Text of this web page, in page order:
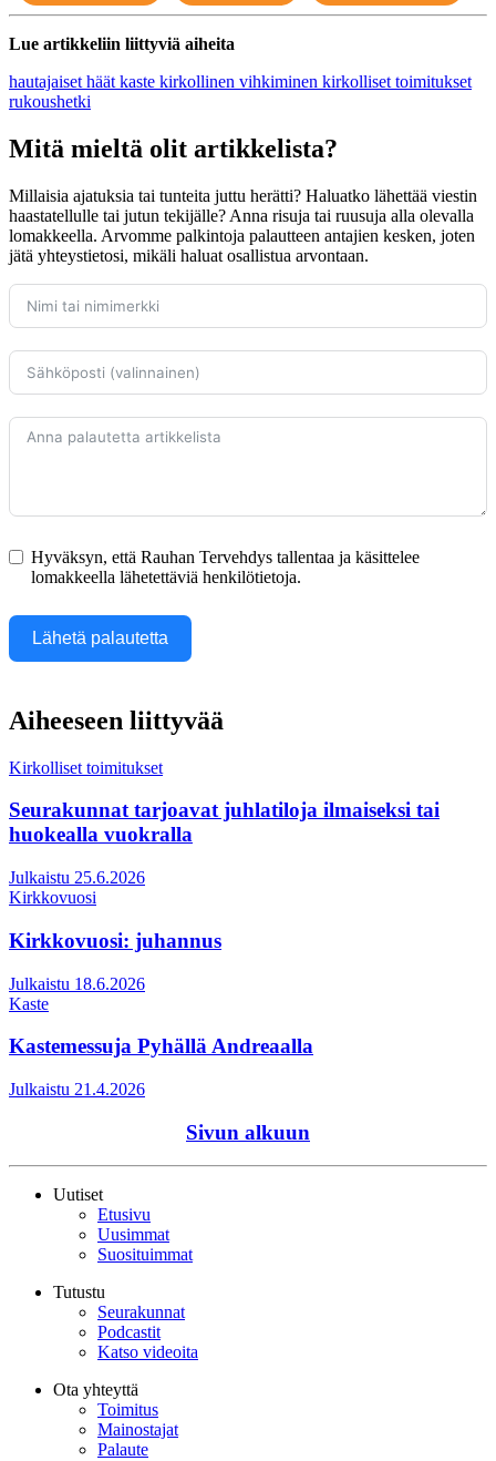
Lue artikkeliin liittyviä aiheita
hautajaiset häät kaste kirkollinen vihkiminen kirkolliset toimitukset
rukoushetki
Mitä mieltä olit artikkelista?
Millaisia ajatuksia tai tunteita juttu herätti? Haluatko lähettää viestin
haastatellulle tai jutun tekijälle? Anna risuja tai ruusuja alla olevalla
lomakkeella. Arvomme palkintoja palautteen antajien kesken, joten
jätä yhteystietosi, mikäli haluat osallistua arvontaan.
Hyväksyn, että Rauhan Tervehdys tallentaa ja käsittelee
lomakkeella lähetettäviä henkilötietoja.
Lähetä palautetta
Aiheeseen liittyvää
Kirkolliset toimitukset
Seurakunnat tarjoavat juhlatiloja ilmaiseksi tai
huokealla vuokralla
Julkaistu 25.6.2026
Kirkkovuosi
Kirkkovuosi: juhannus
Julkaistu 18.6.2026
Kaste
Kastemessuja Pyhällä Andreaalla
Julkaistu 21.4.2026
Sivun alkuun
Uutiset
Etusivu
Uusimmat
Suosituimmat
Tutustu
Seurakunnat
Podcastit
Katso videoita
Ota yhteyttä
Toimitus
Mainostajat
Palaute